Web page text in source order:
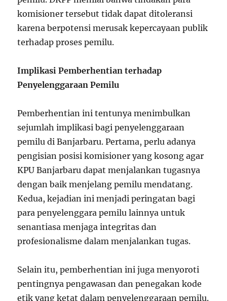
komisioner tersebut tidak dapat ditoleransi
karena berpotensi merusak kepercayaan publik
terhadap proses pemilu.
Implikasi Pemberhentian terhadap
Penyelenggaraan Pemilu
Pemberhentian ini tentunya menimbulkan
sejumlah implikasi bagi penyelenggaraan
pemilu di Banjarbaru. Pertama, perlu adanya
pengisian posisi komisioner yang kosong agar
KPU Banjarbaru dapat menjalankan tugasnya
dengan baik menjelang pemilu mendatang.
Kedua, kejadian ini menjadi peringatan bagi
para penyelenggara pemilu lainnya untuk
senantiasa menjaga integritas dan
profesionalisme dalam menjalankan tugas.
Selain itu, pemberhentian ini juga menyoroti
pentingnya pengawasan dan penegakan kode
etik yang ketat dalam penyelenggaraan pemilu.